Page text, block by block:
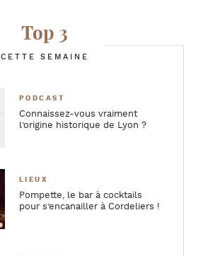
Top 3
CETTE SEMAINE
PODCAST
Connaissez-vous vraiment
l’origine historique de Lyon ?
LIEUX
Pompette, le bar à cocktails
pour s’encanailler à Cordeliers !